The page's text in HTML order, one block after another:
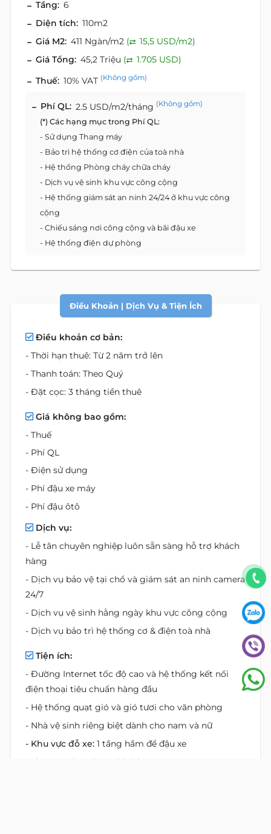
Tầng: 6
Diện tích: 110m2
Giá M2: 411 Ngàn/m2 (
15,5 USD/m2)
Giá Tổng: 45,2 Triệu (
1.705 USD)
Thuế: 10% VAT (Không gồm)
Phí QL: 2.5 USD/m2/tháng (Không gồm)
(*) Các hạng mục trong Phí QL:
- Sử dụng Thang máy
- Bảo trì hệ thống cơ điện của toà nhà
- Hệ thống Phòng cháy chữa cháy
- Dịch vụ vệ sinh khu vực công cộng
- Hệ thống giám sát an ninh 24/24 ở khu vực công
cộng
- Chiếu sáng nơi công cộng và bãi đậu xe
- Hệ thống điện dự phòng
Điều Khoản | Dịch Vụ & Tiện Ích
Điều khoản cơ bản:
- Thời hạn thuê: Từ 2 năm trở lên
- Thanh toán: Theo Quý
- Đặt cọc: 3 tháng tiền thuê
Giá không bao gồm:
- Thuế
- Phí QL
- Điện sử dụng
- Phí đậu xe máy
- Phí đậu ôtô
Dịch vụ:
- Lễ tân chuyên nghiệp luôn sẵn sàng hỗ trợ khách
hàng
- Dịch vụ bảo vệ tại chổ và giám sát an ninh camera
24/7
- Dịch vụ vệ sinh hằng ngày khu vực công cộng
- Dịch vụ bảo trì hệ thống cơ & điện toà nhà
Tiện ích:
- Đường Internet tốc độ cao và hệ thống kết nối
điện thoại tiêu chuẩn hàng đầu
- Hệ thống quạt gió và gió tươi cho văn phòng
- Nhà vệ sinh riêng biệt dành cho nam và nữ
- Khu vực đỗ xe: 1 tầng hầm để đậu xe
- Thang máy:
1 thang khách